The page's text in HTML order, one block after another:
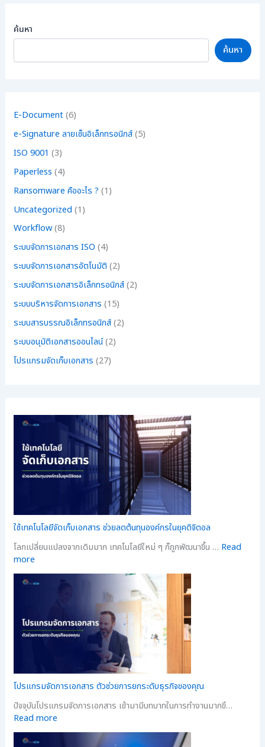
ค้นหา
ค้นหา
E-Document(6)
e-Signature ลายเซ็นอิเล็กทรอนิกส์(5)
ISO 9001 (3)
Paperless (4)
Ransomware คืออะไร ? (1)
Uncategorized (1)
Workflow(8)
ระบบจัดการเอกสาร ISO (4)
ระบบจัดการเอกสารอัตโนมัติ (2)
ระบบจัดการเอกสารอิเล็กทรอนิกส์(2)
ระบบบริหารจัดการเอกสาร (15)
ระบบสารบรรณอิเล็กทรอนิกส์(2)
ระบบอนุมัติเอกสารออนไลน์(2)
โปรแกรมจัดเก็บเอกสาร (27)
ใช้เทคโนโลยีจัดเก็บเอกสาร ช่วยลดต้นทุนองค์กรในยุคดิจิตอล
โลกเปลี่ยนแปลงจากเดิมมาก เทคโนโลยีใหม่ ๆ ก็ถูกพัฒนาขึ้น … Read
more
โปรแกรมจัดการเอกสาร ตัวช่วยการยกระดับธุรกิจของคุณ
ปัจจุบันโปรแกรมจัดการเอกสาร เข้ามามีบทบาทในการทำงานมากขึ…
Read more